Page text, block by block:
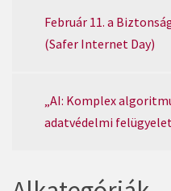
Február 11. a
(Safer Internet Day)
„AI: Komplex
adatvédelmi